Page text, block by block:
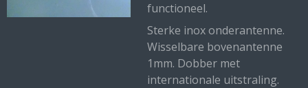
functioneel.
Sterke inox onderantenne.
Wisselbare bovenantenne
1mm. Dobber met
internationale uitstraling.